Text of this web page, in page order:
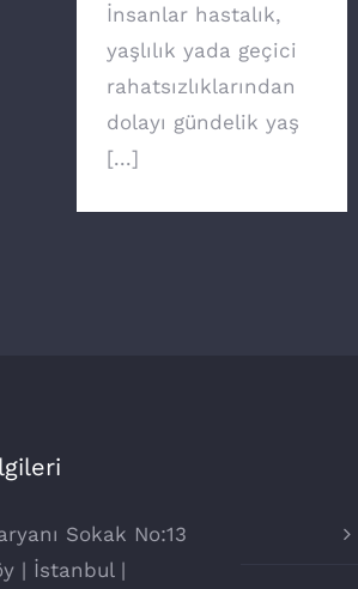
İnsanlar hastalık,
yaşlılık yada geçici
rahatsızlıklarından
dolayı gündelik yaş
[...]
Sokak No:13
| İstanbul |